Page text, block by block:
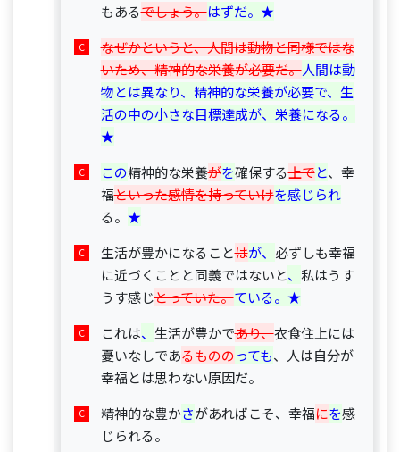
もあるでしょう。はずだ。★
なぜかというと、人間は動物と同様ではな
いため、精神的な栄養が必要だ。人間は動
物とは異なり、精神的な栄養が必要で、生
活の中の小さな目標達成が、栄養になる。
★
この精神的な栄養がを確保する上でと、幸
福といった感情を持っていけを感じられ
る。 ★
生活が豊かになることはが、 必ずしも幸福
に近づくことと同義ではないと、 私はうす
うす感じとっていた。ている。★
これは、 生活が豊かであり、衣食住上には
憂いなしであるもののっても、人は自分が
幸福とは思わない原因だ。
精神的な豊かさがあればこそ、幸福にを感
じられる。